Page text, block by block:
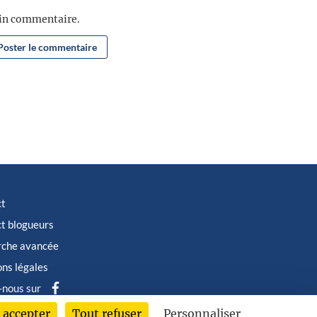
commentaire.
blogueurs
avancée
légales
sur
Tout refuser Personnaliser